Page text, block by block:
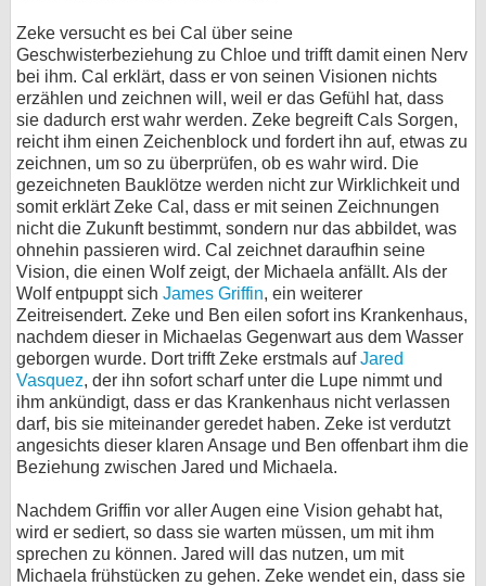
Zeke versucht es bei Cal über seine
Geschwisterbeziehung zu Chloe und trifft damit einen Nerv
bei ihm. Cal erklärt, dass er von seinen Visionen nichts
erzählen und zeichnen will, weil er das Gefühl hat, dass
sie dadurch erst wahr werden. Zeke begreift Cals Sorgen,
reicht ihm einen Zeichenblock und fordert ihn auf, etwas zu
zeichnen, um so zu überprüfen, ob es wahr wird. Die
gezeichneten Bauklötze werden nicht zur Wirklichkeit und
somit erklärt Zeke Cal, dass er mit seinen Zeichnungen
nicht die Zukunft bestimmt, sondern nur das abbildet, was
ohnehin passieren wird. Cal zeichnet daraufhin seine
Vision, die einen Wolf zeigt, der Michaela anfällt. Als der
Wolf entpuppt sich James Griffin, ein weiterer
Zeitreisendert. Zeke und Ben eilen sofort ins Krankenhaus,
nachdem dieser in Michaelas Gegenwart aus dem Wasser
geborgen wurde. Dort trifft Zeke erstmals aufJared
Vasquez, der ihn sofort scharf unter die Lupe nimmt und
ihm ankündigt, dass er das Krankenhaus nicht verlassen
darf, bis sie miteinander geredet haben. Zeke ist verdutzt
angesichts dieser klaren Ansage und Ben offenbart ihm die
Beziehung zwischen Jared und Michaela.
Nachdem Griffin vor aller Augen eine Vision gehabt hat,
wird er sediert, so dass sie warten müssen, um mit ihm
sprechen zu können. Jared will das nutzen, um mit
Michaela frühstücken zu gehen. Zeke wendet ein, dass sie